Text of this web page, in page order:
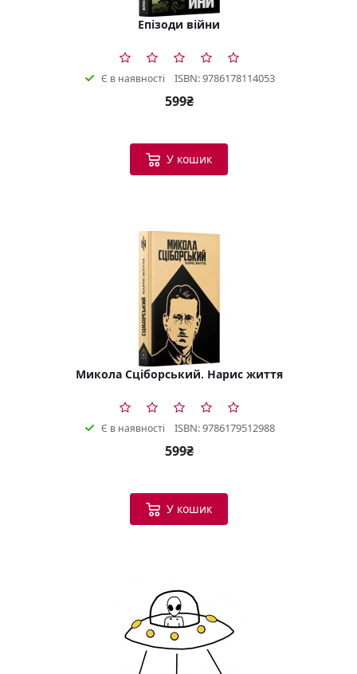
Епізоди війни
Є в наявності ISBN: 9786178114053
599₴
У кошик
Микола Сціборський. Нарис життя
Є в наявності ISBN: 9786179512988
599₴
У кошик